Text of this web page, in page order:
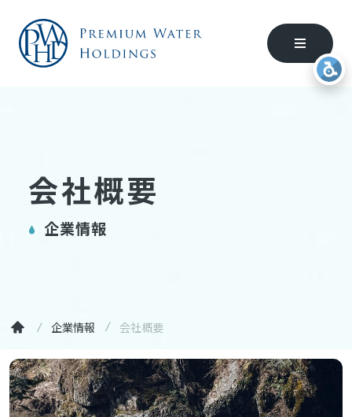
会社概要
企業情報
企業情報 会社概要